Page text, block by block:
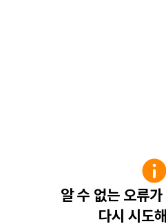
알 수 없는 오류
다시 시도